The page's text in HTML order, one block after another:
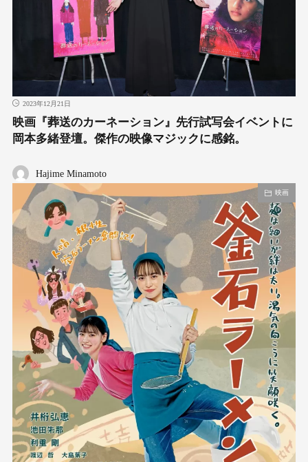
2023年12月21日
映画『葬送のカーネーション』先行試写会イベントに
岡本多緒登壇。傑作の映像マジックに感銘。
Hajime Minamoto
映画